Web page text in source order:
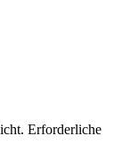
Erforderliche